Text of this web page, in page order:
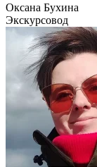
Оксана Бухина
Экскурсовод